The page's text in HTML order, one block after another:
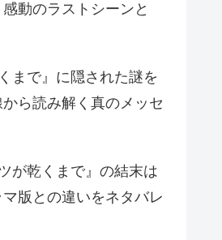
動のラストシーンと
まで』に隠された謎を
ら読み解く真のメッセ
が乾くまで』の結末は
版との違いをネタバレ